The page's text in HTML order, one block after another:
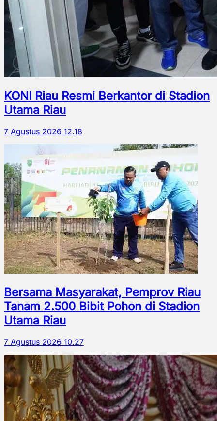
KONI Riau Resmi Berkantor di Stadion
Utama Riau
7 Agustus 2026 12.18
Bersama Masyarakat, Pemprov Riau
Tanam 2.500 Bibit Pohon di Stadion
Utama Riau
7 Agustus 2026 10.27